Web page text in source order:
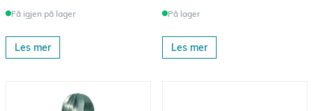
Få igjen på lager
Les mer
På lager
Les mer